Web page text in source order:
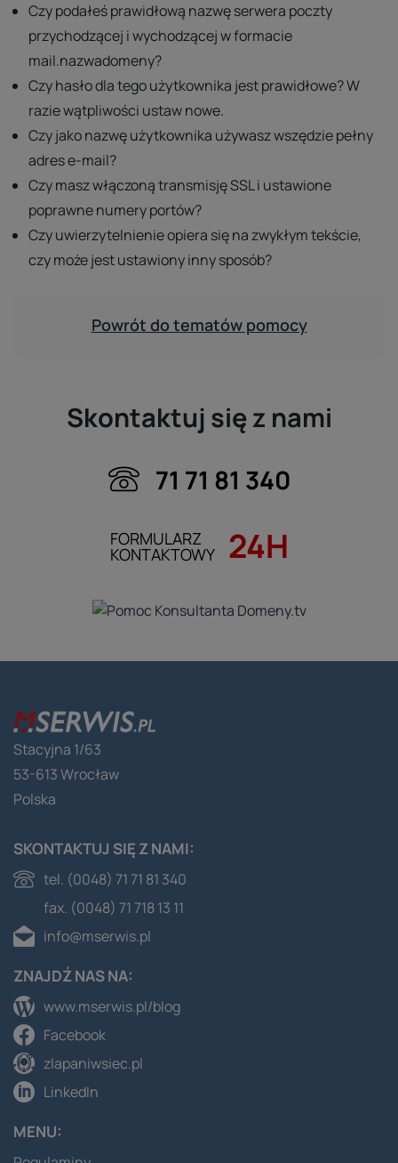
Czy podałeś prawidłową nazwę serwera poczty
przychodzącej i wychodzącej w formacie
mail.nazwadomeny?
Czy hasło dla tego użytkownika jest prawidłowe? W
razie wątpliwości ustaw nowe.
Czy jako nazwę użytkownika używasz wszędzie pełny
adres e-mail?
Czy masz włączoną transmisję SSL i ustawione
poprawne numery portów?
Czy uwierzytelnienie opiera się na zwykłym tekście,
czy może jest ustawiony inny sposób?
Powrót do tematów pomocy
Skontaktuj się z nami
71 71 81 340
FORMULARZ
KONTAKTOWY 24H
MENU:
ZNAJDŹ NAS NA:
www.mserwis.pl/blog
Facebook
zlapaniwsiec.pl
LinkedIn
SKONTAKTUJ SIĘ Z NAMI:
tel. (0048) 71 71 81 340
fax. (0048) 71 718 13 11
info@mserwis.pl
Stacyjna 1/63
53-613 Wrocław
Polska